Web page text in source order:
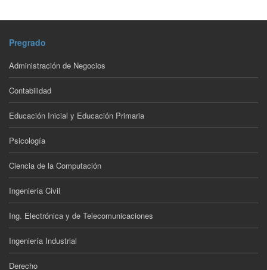
Pregrado
Administración de Negocios
Contabilidad
Educación Inicial y Educación Primaria
Psicología
Ciencia de la Computación
Ingeniería Civil
Ing. Electrónica y de Telecomunicaciones
Ingeniería Industrial
Derecho